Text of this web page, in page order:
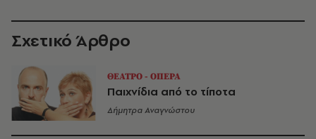
Σχετικό Άρθρο
ΘΕΑΤΡΟ - ΟΠΕΡΑ
Παιχνίδια από το τίποτα
Δήμητρα Αναγνώστου